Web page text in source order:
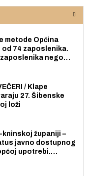
metode Općina
od 74 zaposlenika.
nego
/ Klape
27. Šibenske
loži
kninskoj županiji –
javno dostupnog
upotrebi.